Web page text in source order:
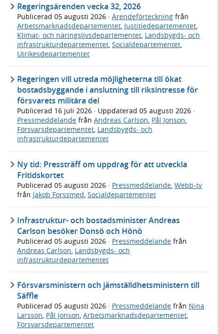
Regeringsärenden vecka 32, 2026
Publicerad 05 augusti 2026 · Ärendeförteckning från
Arbetsmarknadsdepartementet Justitiedepartementet
Klimat- och näringslivsdepartementet Landsbygds- och
infrastrukturdepartementet Socialdepartementet
Utrikesdepartementet
Regeringen vill utreda möjligheterna till ökat
bostadsbyggande i anslutning till riksintresse för
försvarets militära del
Publicerad 16 juli 2026 · Uppdaterad 05 augusti 2026 ·
Pressmeddelande från Andreas Carlson, Pål Jonson,
Försvarsdepartementet, Landsbygds- och
infrastrukturdepartementet
Ny tid: Pressträff om uppdrag för att utveckla
Fritidskortet
Publicerad 05 augusti 2026 · Pressmeddelande, Webb-tv
från Jakob Forssmed, Socialdepartementet
Infrastruktur- och bostadsminister Andreas
Carlson besöker Donsö och Hönö
Publicerad 05 augusti 2026 · Pressmeddelande från
Andreas Carlson Landsbygds- och
infrastrukturdepartementet
Försvarsministern och jämställdhetsministern till
Säffle
Publicerad 05 augusti 2026 · Pressmeddelande från Nina
Larsson, Pål Jonson, Arbetsmarknadsdepartementet,
Försvarsdepartementet